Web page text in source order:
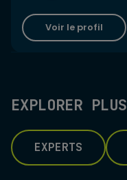
Voir le profil
EXPLORER PLUS
EXPERTS